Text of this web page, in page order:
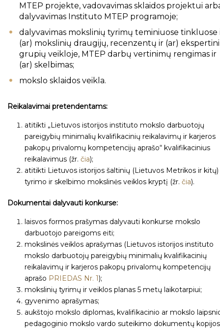
MTEP projekte, vadovavimas sklaidos projektui
dalyvavimas Instituto MTEP programoje;
dalyvavimas mokslinių tyrimų teminiuose tinkluose
(ar) mokslinių draugijų, recenzentų ir (ar)
grupių veikloje, MTEP darbų vertinimų rengimas ir
(ar) skelbimas;
mokslo sklaidos veikla.
Reikalavimai pretendentams:
atitikti „Lietuvos istorijos instituto mokslo darbuotojų
pareigybių minimalių kvalifikacinių reikalavimų ir karjeros
pakopų privalomų kompetencijų aprašo“ kvalifikacinius
reikalavimus (žr. čia);
atitikti Lietuvos istorijos šaltinių (Lietuvos Metrikos ir kitų)
tyrimo ir skelbimo mokslinės veiklos kryptį (žr. čia).
Dokumentai dalyvauti konkurse:
laisvos formos prašymas dalyvauti konkurse mokslo
darbuotojo pareigoms eiti;
mokslinės veiklos aprašymas (Lietuvos istorijos instituto
mokslo darbuotojų pareigybių minimalių kvalifikacinių
reikalavimų ir karjeros pakopų privalomų kompetencijų
aprašo PRIEDAS Nr. 1);
mokslinių tyrimų ir veiklos planas 5 metų laikotarpiui;
gyvenimo aprašymas;
aukštojo mokslo diplomas, kvalifikacinio ar mokslo
pedagoginio mokslo vardo suteikimo dokumentų